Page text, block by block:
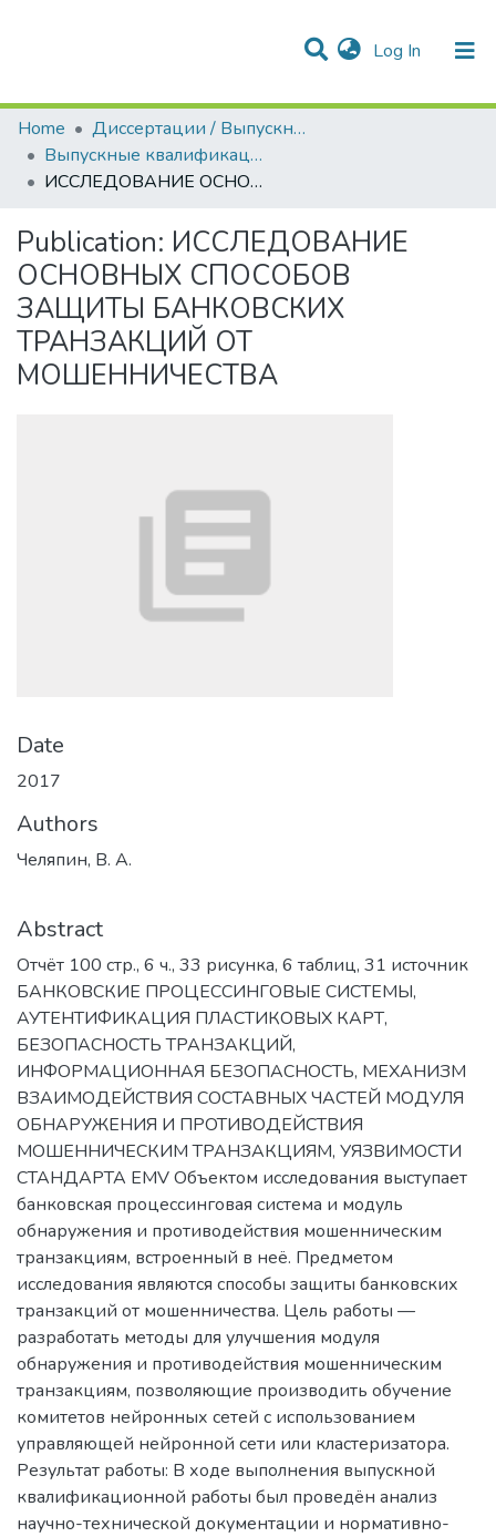
Log In (current)
Communities & Collections
Statistics
All of DSpace
Home
Диссертации / Выпускные квалификационные работы
Выпускные квалификационные работы
ИССЛЕДОВАНИЕ ОСНОВНЫХ СПОСОБОВ ЗАЩИТЫ БАНКОВСКИХ ТРАНЗАКЦИЙ ОТ МОШЕННИЧЕСТВА
Publication: ИССЛЕДОВАНИЕ
ОСНОВНЫХ СПОСОБОВ
ЗАЩИТЫ БАНКОВСКИХ
ТРАНЗАКЦИЙ ОТ
МОШЕННИЧЕСТВА
Date
2017
Authors
Челяпин, В. А.
Abstract
Отчёт 100 стр., 6 ч., 33 рисунка, 6 таблиц, 31 источник
БАНКОВСКИЕ ПРОЦЕССИНГОВЫЕ СИСТЕМЫ,
АУТЕНТИФИКАЦИЯ ПЛАСТИКОВЫХ КАРТ,
БЕЗОПАСНОСТЬ ТРАНЗАКЦИЙ,
ИНФОРМАЦИОННАЯ БЕЗОПАСНОСТЬ, МЕХАНИЗМ
ВЗАИМОДЕЙСТВИЯ СОСТАВНЫХ ЧАСТЕЙ МОДУЛЯ
ОБНАРУЖЕНИЯ И ПРОТИВОДЕЙСТВИЯ
МОШЕННИЧЕСКИМ ТРАНЗАКЦИЯМ, УЯЗВИМОСТИ
СТАНДАРТА EMV Объектом исследования выступает
банковская процессинговая система и модуль
обнаружения и противодействия мошенническим
транзакциям, встроенный в неё. Предметом
исследования являются способы защиты банковских
транзакций от мошенничества. Цель работы —
разработать методы для улучшения модуля
обнаружения и противодействия мошенническим
транзакциям, позволяющие производить обучение
комитетов нейронных сетей с использованием
управляющей нейронной сети или кластеризатора.
Результат работы: В ходе выполнения выпускной
квалификационной работы был проведён анализ
научно-технической документации и нормативно-